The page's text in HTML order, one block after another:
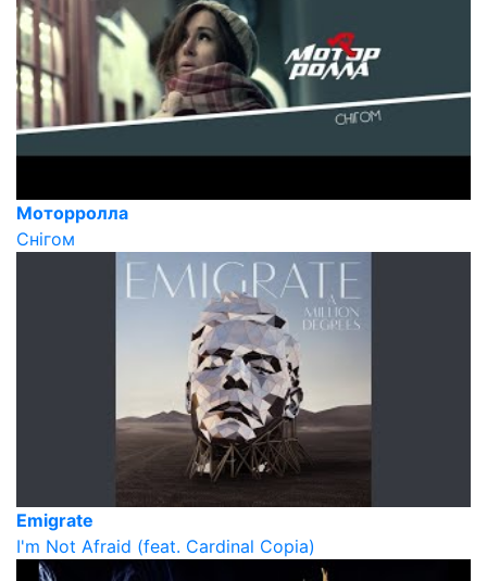
Моторролла
Снігом
Emigrate
I'm Not Afraid (feat. Cardinal Copia)